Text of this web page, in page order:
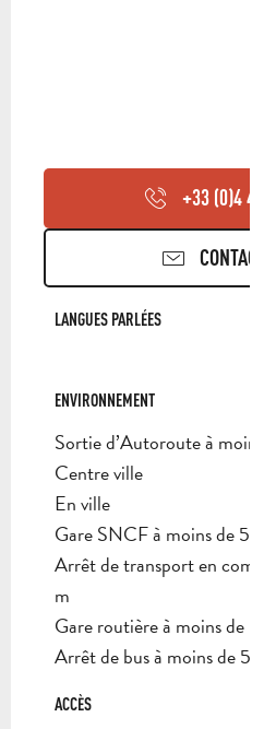
+33 (0)4
LANGUES PARLÉES
LANGUES PARLÉES
ENVIRONNEMENT
ENVIRONNEMENT
Sortie d’Autoroute à moins
Centre ville
En ville
Gare SNCF à moins de
Arrêt de transport en
m
Gare routière à moins de
Arrêt de bus à moins de
ACCÈS
ACCÈS